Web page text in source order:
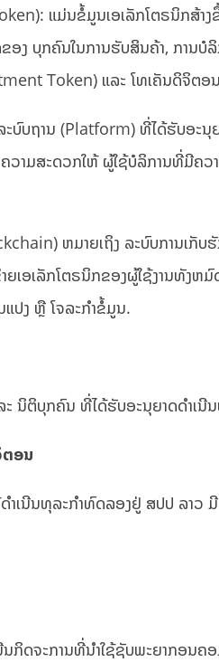
ແມ່ນຂໍ້ມູນເອເລັກໂຕຣນິກສ້າງຂຶ້
ງ ບຸກຄົນໃນການຮັບສິນຄ້າ, ການບໍ
Token) ແລະ ໂທເຄັນດິຈິຕອ
ະບົບຖານ (Platform) ທີ່ໄດ້ຮັບອະ
າມສະດວກໃຫ້ ຜູ້ໃຊ້ບໍລິການທີ່ມີຄ
ຫມາຍເຖິງ ລະບົບການເກັ
າຍເອເລັກໂຕຣນິກຂອງຜູ້ໃຊ້ງານທັ
ປງ ຫຼື ໂຈລະກໍາຂໍ້ມູນ.
ະ ນິຕິບຸກຄົນ ທີ່ໄດ້ຮັບອະນຸຍາດດໍາເ
ອນ
ເນີນທຸລະກໍາທົດລອງຢູ່ ສປປ ລາວ
ນກິດຈະການທີ່ນໍາໃຊ້ຊັບພະຍາກອນ